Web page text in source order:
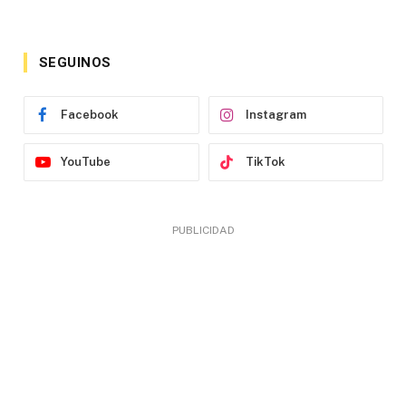
SEGUINOS
Facebook Instagram
YouTube TikTok
PUBLICIDAD